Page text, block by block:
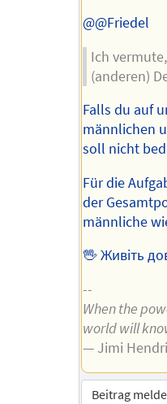
@@Friedel
Ich
(anderen)
Falls du auf
männlichen
soll nicht
Für die
der
männliche
🖖 Живіть
--
When the
world will
— Jimi
Beitrag